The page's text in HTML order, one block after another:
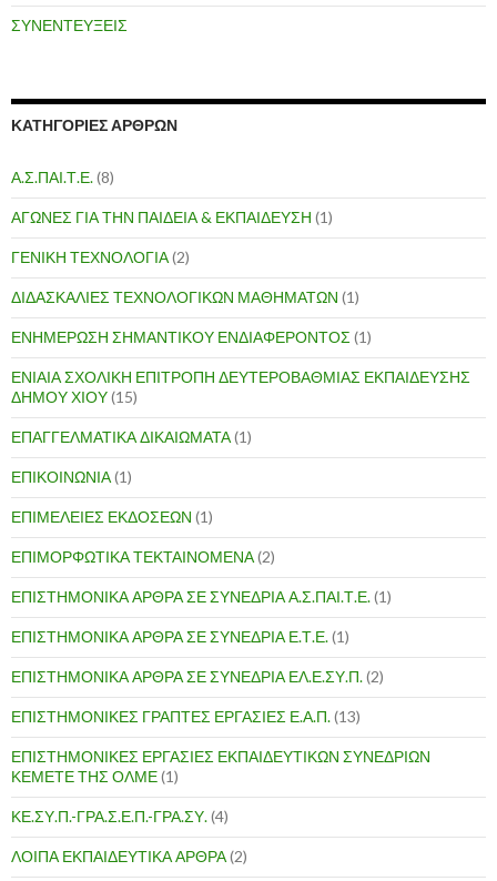
ΣΥΝΕΝΤΕΥΞΕΙΣ
ΚΑΤΗΓΟΡΙΕΣ ΑΡΘΡΩΝ
Α.Σ.ΠΑΙ.Τ.Ε.(8)
ΑΓΩΝΕΣ ΓΙΑ ΤΗΝ ΠΑΙΔΕΙΑ & ΕΚΠΑΙΔΕΥΣΗ (1)
ΓΕΝΙΚΗ ΤΕΧΝΟΛΟΓΙΑ(2)
ΔΙΔΑΣΚΑΛΙΕΣ ΤΕΧΝΟΛΟΓΙΚΩΝ ΜΑΘΗΜΑΤΩΝ (1)
ΕΝΗΜΕΡΩΣΗ ΣΗΜΑΝΤΙΚΟΥ ΕΝΔΙΑΦΕΡΟΝΤΟΣ (1)
ΕΝΙΑΙΑ ΣΧΟΛΙΚΗ ΕΠΙΤΡΟΠΗ ΔΕΥΤΕΡΟΒΑΘΜΙΑΣ ΕΚΠΑΙΔΕΥΣΗΣ
ΔΗΜΟΥ ΧΙΟΥ(15)
ΕΠΑΓΓΕΛΜΑΤΙΚΑ ΔΙΚΑΙΩΜΑΤΑ(1)
ΕΠΙΚΟΙΝΩΝΙΑ(1)
ΕΠΙΜΕΛΕΙΕΣ ΕΚΔΟΣΕΩΝ (1)
ΕΠΙΜΟΡΦΩΤΙΚΑ ΤΕΚΤΑΙΝΟΜΕΝΑ(2)
ΕΠΙΣΤΗΜΟΝΙΚΑ ΑΡΘΡΑ ΣΕ ΣΥΝΕΔΡΙΑ Α.Σ.ΠΑΙ.Τ.Ε.(1)
ΕΠΙΣΤΗΜΟΝΙΚΑ ΑΡΘΡΑ ΣΕ ΣΥΝΕΔΡΙΑ Ε.Τ.Ε.(1)
ΕΠΙΣΤΗΜΟΝΙΚΑ ΑΡΘΡΑ ΣΕ ΣΥΝΕΔΡΙΑ ΕΛ.Ε.ΣΥ.Π.(2)
ΕΠΙΣΤΗΜΟΝΙΚΕΣ ΓΡΑΠΤΕΣ ΕΡΓΑΣΙΕΣ Ε.Α.Π.(13)
ΕΠΙΣΤΗΜΟΝΙΚΕΣ ΕΡΓΑΣΙΕΣ ΕΚΠΑΙΔΕΥΤΙΚΩΝ ΣΥΝΕΔΡΙΩΝ
ΚΕΜΕΤΕ ΤΗΣ ΟΛΜΕ(1)
ΚΕ.ΣΥ.Π.-ΓΡΑ.Σ.Ε.Π.-ΓΡΑ.ΣΥ.(4)
ΛΟΙΠΑ ΕΚΠΑΙΔΕΥΤΙΚΑ ΑΡΘΡΑ(2)